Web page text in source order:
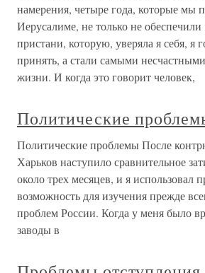
намерения, четыре года, которые мы
Иерусалиме, не только не
пристани, которую, уверяла я себя, я
принять, а стали самыми
жизни. И когда это говорит человек,
Политические
Политические проблемы После
Харьков наступило сравнительное
около трех месяцев, и я использовал
возможность для изучения прежде
проблем России. Когда у меня было
заводы в